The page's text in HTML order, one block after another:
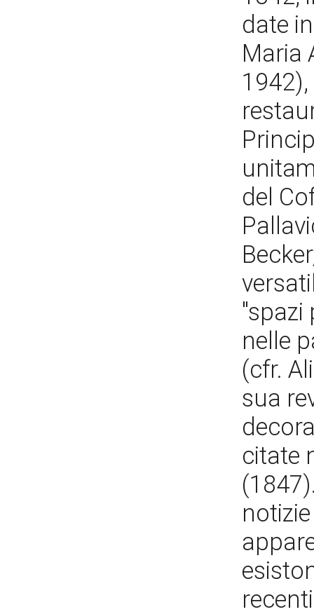
date
Maria
del
"spazi
nelle
(cfr.
sua
citate